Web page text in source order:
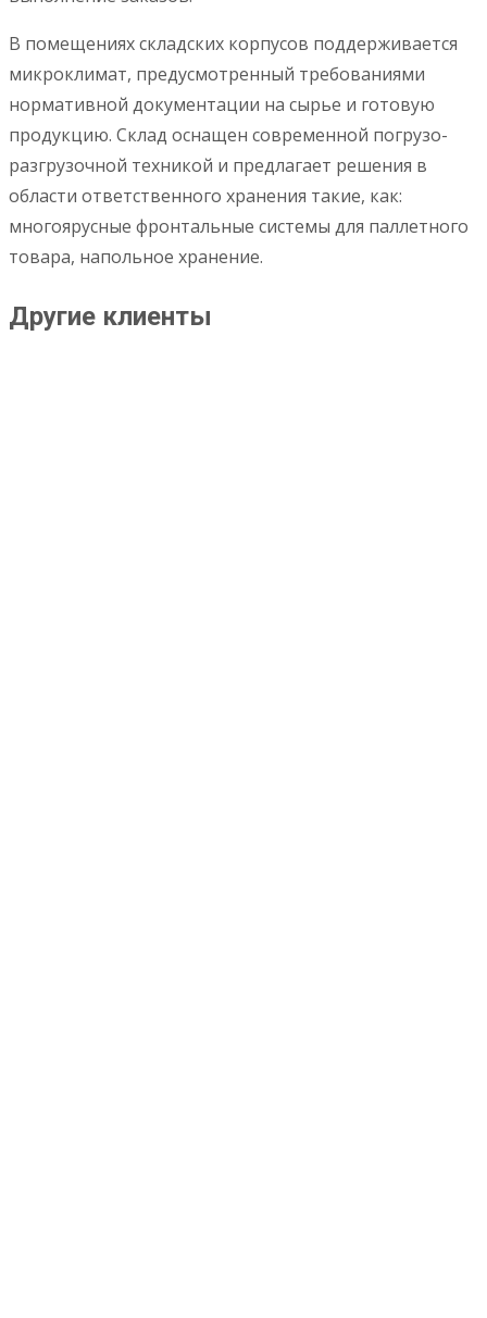
В помещениях складских корпусов поддерживается
микроклимат, предусмотренный требованиями
нормативной документации на сырье и готовую
продукцию. Склад оснащен современной погрузо-
разгрузочной техникой и предлагает решения в
области ответственного хранения такие, как:
многоярусные фронтальные системы для паллетного
товара, напольное хранение.
Другие клиенты